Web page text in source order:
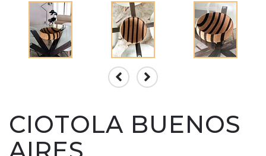
CIOTOLA BUENOS
AIRES